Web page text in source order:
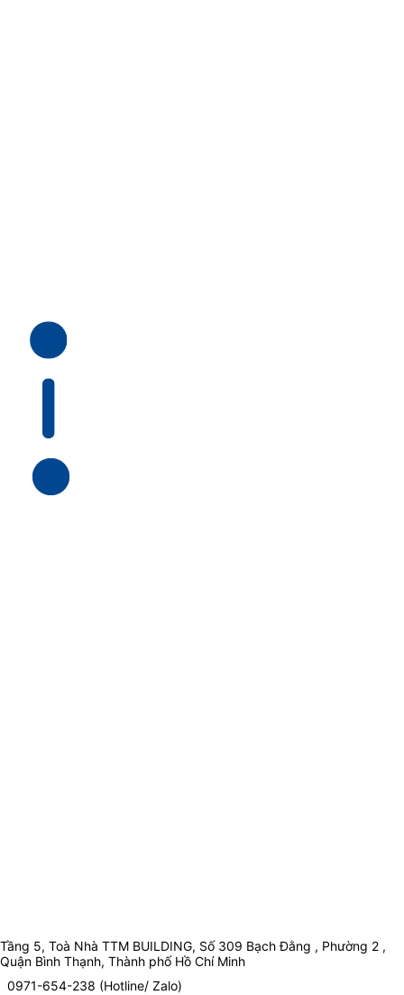
Tầng 5, Toà Nhà TTM BUILDING, Số 309 Bạch Đằng , Phường 2 ,
Quận Bình Thạnh, Thành phố Hồ Chí Minh
0971-654-238 (Hotline/ Zalo)